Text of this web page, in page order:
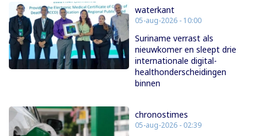
waterkant
05-aug-2026 - 10:00
Suriname verrast als
nieuwkomer en sleept drie
internationale digital-
healthonderscheidingen
binnen
chronostimes
05-aug-2026 - 02:39